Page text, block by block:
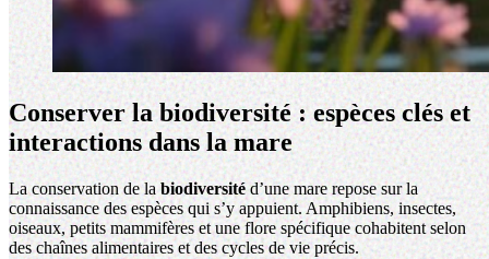
Conserver la biodiversité : espèces clés et
interactions dans la mare
La conservation de la biodiversitéd’une mare repose sur la
connaissance des espèces qui s’y appuient. Amphibiens, insectes,
oiseaux, petits mammifères et une flore spécifique cohabitent selon
des chaînes alimentaires et des cycles de vie précis.